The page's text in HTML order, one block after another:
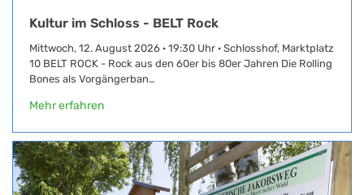
Kultur im Schloss - BELT Rock
Mittwoch, 12. August 2026 · 19:30 Uhr · Schlosshof, Marktplatz
10 BELT ROCK - Rock aus den 60er bis 80er Jahren Die Rolling
Bones als Vorgängerban…
Mehr erfahren